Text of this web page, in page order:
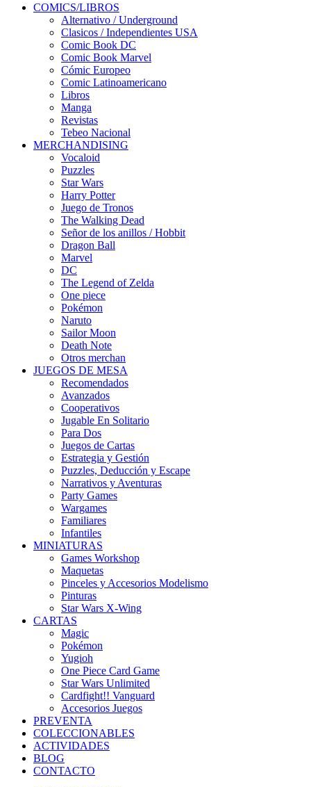
COMICS/LIBROS
Alternativo / Underground
Clasicos / Independientes USA
Comic Book DC
Comic Book Marvel
Cómic Europeo
Comic Latinoamericano
Libros
Manga
Revistas
Tebeo Nacional
MERCHANDISING
Vocaloid
Puzzles
Star Wars
Harry Potter
Juego de Tronos
The Walking Dead
Señor de los anillos / Hobbit
Dragon Ball
Marvel
DC
The Legend of Zelda
One piece
Pokémon
Naruto
Sailor Moon
Death Note
Otros merchan
JUEGOS DE MESA
Recomendados
Avanzados
Cooperativos
Jugable En Solitario
Para Dos
Juegos de Cartas
Estrategia y Gestión
Puzzles, Deducción y Escape
Narrativos y Aventuras
Party Games
Wargames
Familiares
Infantiles
MINIATURAS
Games Workshop
Maquetas
Pinceles y Accesorios Modelismo
Pinturas
Star Wars X-Wing
CARTAS
Magic
Pokémon
Yugioh
One Piece Card Game
Star Wars Unlimited
Cardfight!! Vanguard
Accesorios Juegos
PREVENTA
COLECCIONABLES
ACTIVIDADES
BLOG
CONTACTO